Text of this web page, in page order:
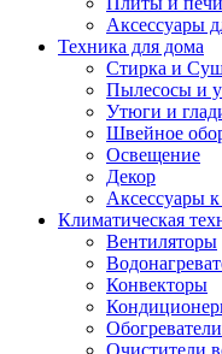
Аксессуары
Техника для дома
Стирка и
Пылесосы и
Утюги и
Швейное
Освещение
Декор
Аксессуары
Климатическая
Вентиляторы
Конвекторы
Обогреватели
Очистители